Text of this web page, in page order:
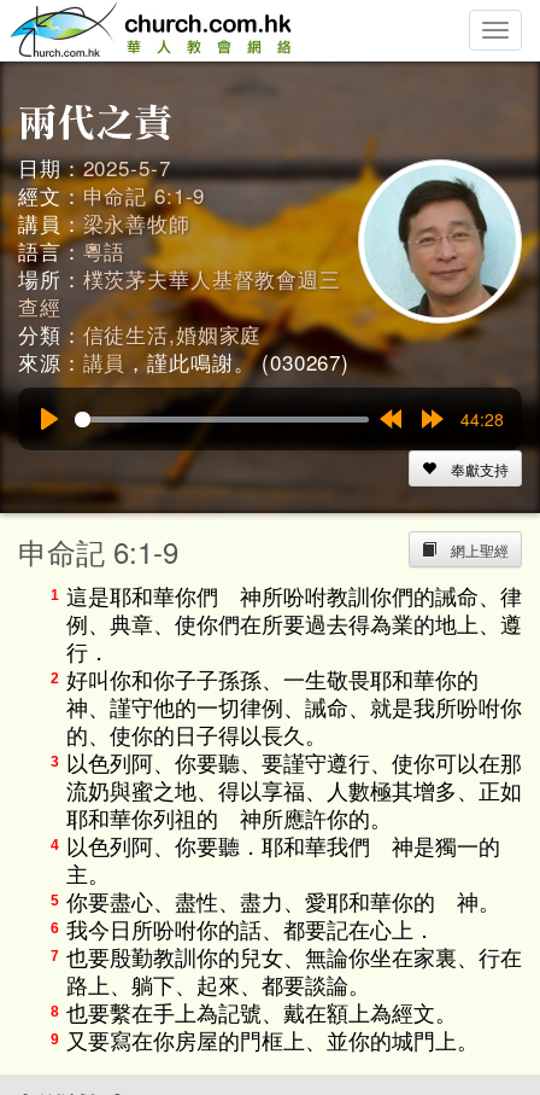
Toggle
日期：2025-5-7
經文：申命記 6:1-9
講員：梁永善牧師
語言：粵語
場所： 樸茨茅夫華人基督教會週三
查經
分類： 信徒生活,婚姻家庭
來源： 講員 ，謹此鳴謝。 (030267)
15s
44:28
奉獻支持
網上聖經
申命記 6:1-9
1 這是耶和華你們 神所吩咐教訓你們的誡命、律
例、典章、使你們在所要過去得為業的地上、遵
行．
2 好叫你和你子子孫孫、一生敬畏耶和華你的
神、謹守他的一切律例、誡命、就是我所吩咐你
的、使你的日子得以長久。
3 以色列阿、你要聽、要謹守遵行、使你可以在那
流奶與蜜之地、得以享福、人數極其增多、正如
耶和華你列祖的 神所應許你的。
4 以色列阿、你要聽．耶和華我們 神是獨一的
主。
5 你要盡心、盡性、盡力、愛耶和華你的 神。
6 我今日所吩咐你的話、都要記在心上．
7 也要殷勤教訓你的兒女、無論你坐在家裏、行在
路上、躺下、起來、都要談論。
8 也要繫在手上為記號、戴在額上為經文。
9 又要寫在你房屋的門框上、並你的城門上。